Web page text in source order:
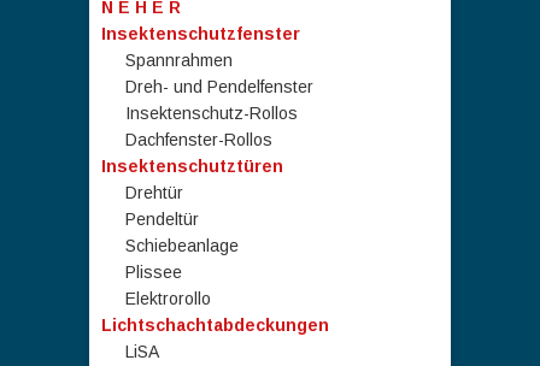
N E H E R
Insektenschutzfenster
Spannrahmen
Dreh- und Pendelfenster
Insektenschutz-Rollos
Dachfenster-Rollos
Insektenschutztüren
Drehtür
Pendeltür
Schiebeanlage
Plissee
Elektrorollo
Lichtschachtabdeckungen
LiSA